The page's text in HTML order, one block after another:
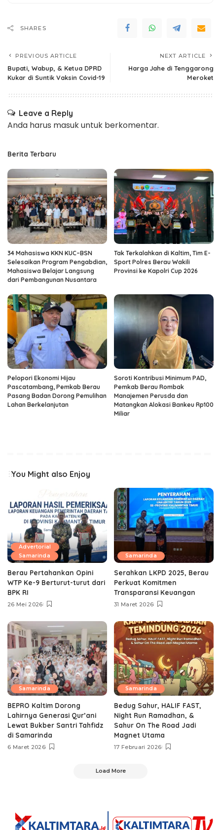
SHARES
PREVIOUS ARTICLE
Bupati, Wabup, & Ketua DPRD
Kukar di Suntik Vaksin Covid-19
NEXT ARTICLE
Harga Jahe di Tenggarong
Meroket
Leave a Reply
Anda harus masukuntuk berkomentar.
Berita Terbaru
34 Mahasiswa KKN KUC–BSN
Selesaikan Program Pengabdian,
Mahasiswa Belajar Langsung
dari Pembangunan Nusantara
Tak Terkalahkan di Kaltim, Tim E-
Sport Polres Berau Wakili
Provinsi ke Kapolri Cup 2026
Pelopori Ekonomi Hijau
Pascatambang, Pemkab Berau
Pasang Badan Dorong Pemulihan
Lahan Berkelanjutan
Soroti Kontribusi Minimum PAD,
Pemkab Berau Rombak
Manajemen Perusda dan
Matangkan Alokasi Bankeu Rp100
Miliar
You Might also Enjoy
Advertorial
Samarinda
Berau Pertahankan Opini
WTP Ke-9 Berturut-turut dari
BPK RI
26 Mei 2026
Samarinda
Serahkan LKPD 2025, Berau
Perkuat Komitmen
Transparansi Keuangan
31 Maret 2026
Samarinda
BEPRO Kaltim Dorong
Lahirnya Generasi Qur’ani
Lewat Bukber Santri Tahfidz
di Samarinda
6 Maret 2026
Samarinda
Bedug Sahur, HALIF FAST,
Night Run Ramadhan, &
Sahur On The Road Jadi
Magnet Utama
17 Februari 2026
Load More